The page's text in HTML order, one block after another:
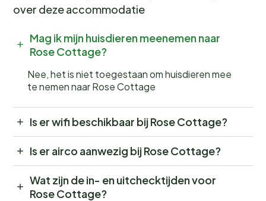
over deze accommodatie
Mag ik mijn huisdieren meenemen naar
Rose Cottage?
Nee, het is niet toegestaan om huisdieren mee
te nemen naar Rose Cottage
Is er wifi beschikbaar bij Rose Cottage?
Is er airco aanwezig bij Rose Cottage?
Wat zijn de in- en uitchecktijden voor
Rose Cottage?